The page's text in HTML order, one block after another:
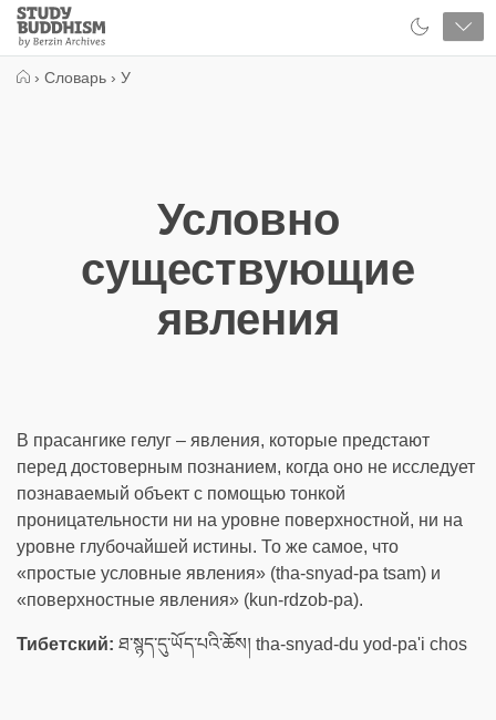
Close
Study
Buddhism
› Словарь › У
Условно
существующие
явления
В прасангике гелуг – явления, которые предстают
перед достоверным познанием, когда оно не исследует
познаваемый объект с помощью тонкой
проницательности ни на уровне поверхностной, ни на
уровне глубочайшей истины. То же самое, что
«простые условные явления» (tha-snyad-pa tsam) и
«поверхностные явления» (kun-rdzob-pa).
Тибетский: ཐ་སྙད་དུ་ཡོད་པའི་ཆོས། tha-snyad-du yod-pa'i chos